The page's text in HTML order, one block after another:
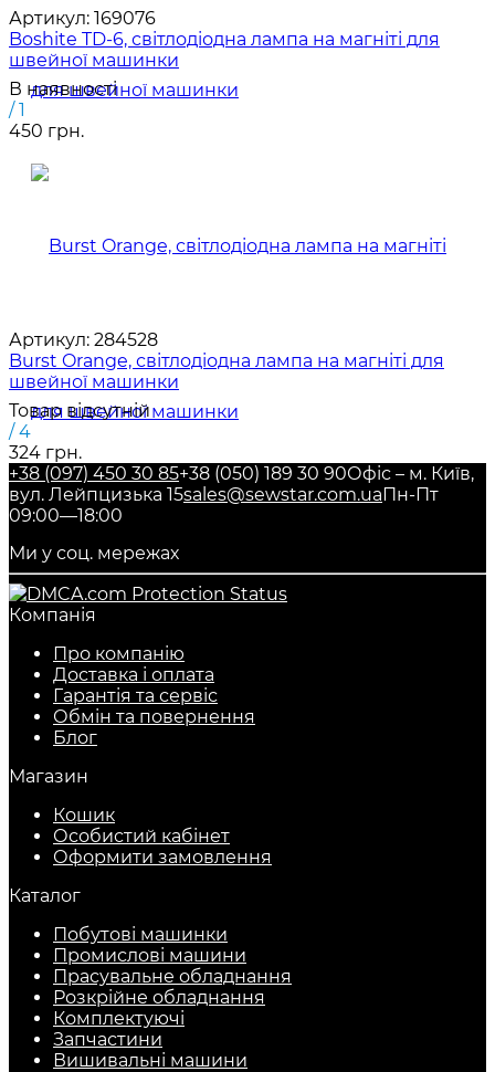
Артикул: 169076
Boshite TD-6, світлодіодна лампа на магніті для
швейної машинки
В наявності
/ 1
450 грн.
Артикул: 284528
Burst Orange, світлодіодна лампа на магніті для
швейної машинки
Товар відсутній
/ 4
324 грн.
+38 (097) 450 30 85+38 (050) 189 30 90Офіс – м. Київ,
вул. Лейпцизька 15sales@sewstar.com.uaПн-Пт
09:00—18:00
Ми у соц. мережах
Компанія
Про компанію
Доставка і оплата
Гарантія та сервіс
Обмін та повернення
Блог
Магазин
Кошик
Особистий кабінет
Оформити замовлення
Каталог
Побутові машинки
Промислові машини
Прасувальне обладнання
Розкрійне обладнання
Комплектуючі
Запчастини
Вишивальні машини